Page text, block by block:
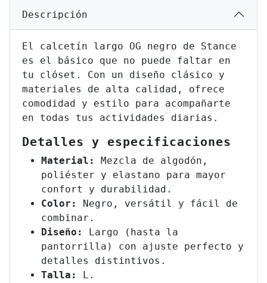
Descripción
El calcetín largo OG negro de Stance
es el básico que no puede faltar en
tu clóset. Con un diseño clásico y
materiales de alta calidad, ofrece
comodidad y estilo para acompañarte
en todas tus actividades diarias.
Detalles y especificaciones
Material: Mezcla de algodón,
poliéster y elastano para mayor
confort y durabilidad.
Color: Negro, versátil y fácil de
combinar.
Diseño: Largo (hasta la
pantorrilla) con ajuste perfecto y
detalles distintivos.
Talla: L.